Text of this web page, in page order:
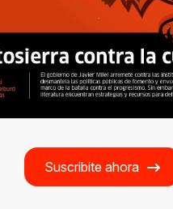
Suscribite ahora